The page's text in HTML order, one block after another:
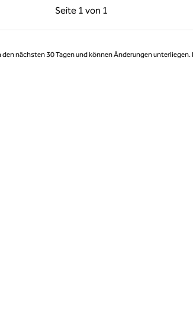
Seite 1 von 1
Vorherige Seite, 1 von 1
Seite 1 von 1
nächsten 30 Tagen und können Änderungen